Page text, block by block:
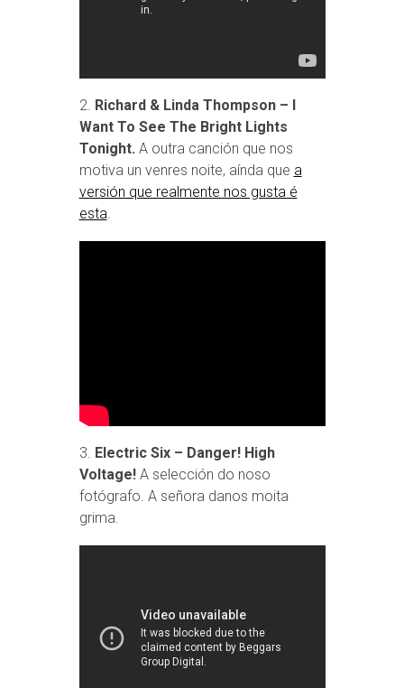
2. Richard & Linda Thompson – I
Want To See The Bright Lights
Tonight. A outra canción que nos
motiva un venres noite, aínda que a
versión que realmente nos gusta é
esta
3. Electric Six – Danger! High
Voltage! A selección do noso
fotógrafo. A señora danos moita
grima.